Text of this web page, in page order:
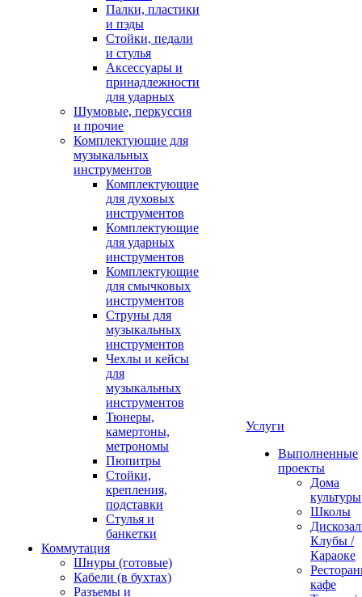
Палки, пластики
и пэды
Стойки, педали
и стулья
Аксессуары и
принадлежности
для ударных
Шумовые, перкуссия
и прочие
Комплектующие для
музыкальных
инструментов
Комплектующие
для духовых
инструментов
Комплектующие
для ударных
инструментов
Комплектующие
для смычковых
инструментов
Струны для
музыкальных
инструментов
Чехлы и кейсы
для
музыкальных
инструментов
Тюнеры,
камертоны,
метрономы
Пюпитры
Стойки,
крепления,
подставки
Стулья и
банкетки
Коммутация
Шнуры (готовые)
Кабели (в бухтах)
Разъемы и
Услуги
Выполненные
проекты
Дома
культуры
Школы
Клубы /
Караоке
кафе